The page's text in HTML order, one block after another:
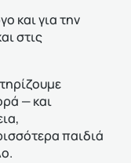
και για την
στις
— και
παιδιά